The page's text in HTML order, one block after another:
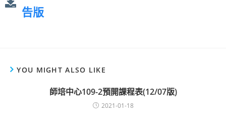
告版
YOU MIGHT ALSO LIKE
師培中心109-2預開課程表(12/07版)
2021-01-18